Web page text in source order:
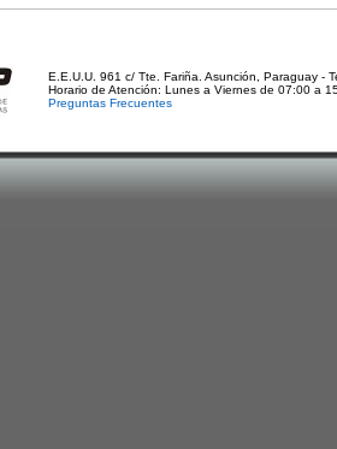
E.E.U.U. 961 c/ Tte. Fariña. Asunción, Paraguay -
Horario de Atención: Lunes a Viernes de 07:00 a
Preguntas Frecuentes